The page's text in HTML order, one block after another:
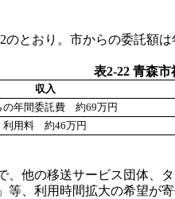
とおり。市からの委託額は
表2-22 青森
収入
の年間委託費 約69万円
利用料 約46万円
他の移送サービス団体、
等、利用時間拡大の希望が